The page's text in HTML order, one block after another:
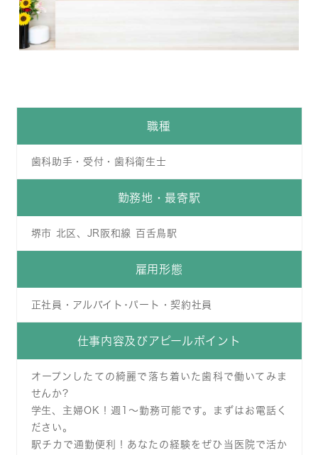
職種
歯科助手・受付・歯科衛生士
勤務地・最寄駅
堺市 北区、JR阪和線 百舌鳥駅
雇用形態
正社員・アルバイト･パート・契約社員
仕事内容及びアピールポイント
オープンしたての綺麗で落ち着いた歯科で働いてみま
せんか?
学生、主婦OK！週1〜勤務可能です。まずはお電話く
ださい。
駅チカで通勤便利！あなたの経験をぜひ当医院で活か